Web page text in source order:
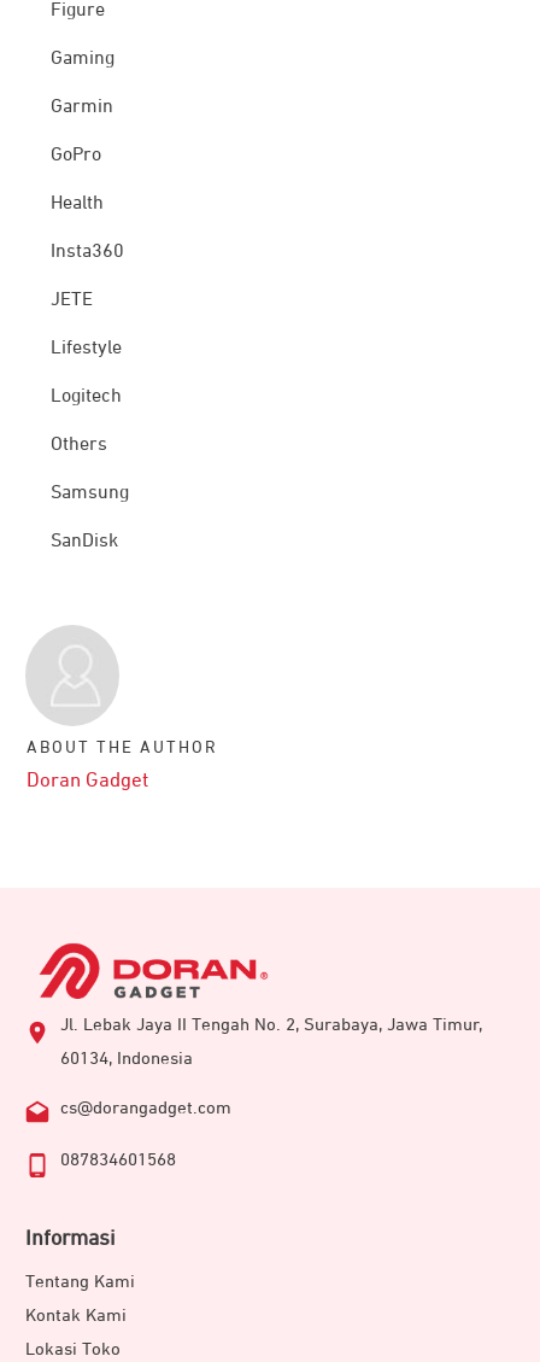
Figure
Gaming
Garmin
GoPro
Health
Insta360
JETE
Lifestyle
Logitech
Others
Samsung
SanDisk
ABOUT THE AUTHOR
Doran Gadget
Jl. Lebak Jaya II Tengah No. 2, Surabaya, Jawa Timur,
60134, Indonesia
cs@dorangadget.com
087834601568
Informasi
Tentang Kami
Kontak Kami
Lokasi Toko